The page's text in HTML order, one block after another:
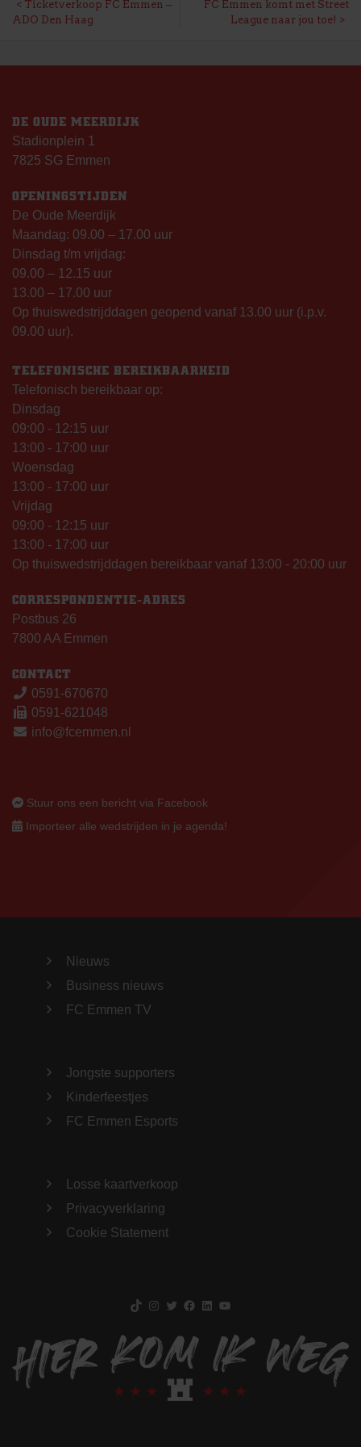
BERICHT
Ticketverkoop FC Emmen –
ADO Den Haag
FC Emmen komt met Street
League naar jou toe!
DE OUDE MEERDIJK
Stadionplein 1
7825 SG Emmen
OPENINGSTIJDEN
De Oude Meerdijk
Maandag: 09.00 – 17.00 uur
Dinsdag t/m vrijdag:
09.00 – 12.15 uur
13.00 – 17.00 uur
Op thuiswedstrijddagen geopend vanaf 13.00 uur (i.p.v.
09.00 uur).
TELEFONISCHE BEREIKBAARHEID
Telefonisch bereikbaar op:
Dinsdag
09:00 - 12:15 uur
13:00 - 17:00 uur
Woensdag
13:00 - 17:00 uur
Vrijdag
09:00 - 12:15 uur
13:00 - 17:00 uur
Op thuiswedstrijddagen bereikbaar vanaf 13:00 - 20:00 uur
CORRESPONDENTIE-ADRES
Postbus 26
7800 AA Emmen
CONTACT
0591-670670
0591-621048
info@fcemmen.nl
Stuur ons een bericht via Facebook
Importeer alle wedstrijden in je agenda!
Nieuws
Business nieuws
FC Emmen TV
Jongste supporters
Kinderfeestjes
FC Emmen Esports
Losse kaartverkoop
Privacyverklaring
Cookie Statement